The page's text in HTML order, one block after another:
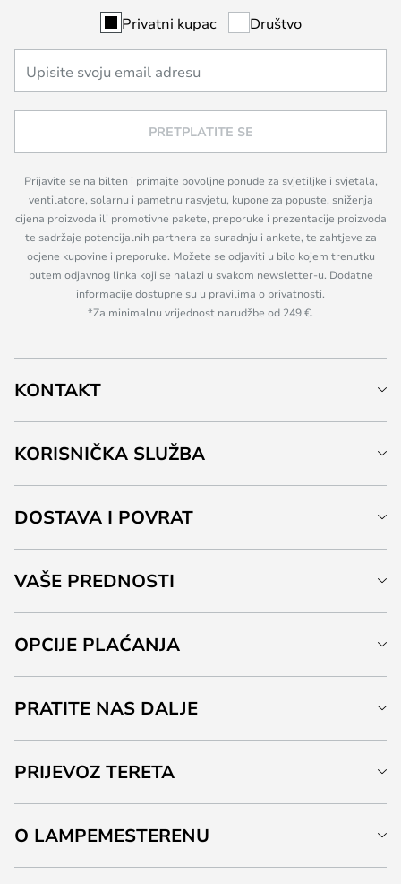
Privatni kupac Društvo
PRETPLATITE SE
Prijavite se na bilten i primajte povoljne ponude za svjetiljke i svjetala,
ventilatore, solarnu i pametnu rasvjetu, kupone za popuste, sniženja
cijena proizvoda ili promotivne pakete, preporuke i prezentacije proizvoda
te sadržaje potencijalnih partnera za suradnju i ankete, te zahtjeve za
ocjene kupovine i preporuke. Možete se odjaviti u bilo kojem trenutku
putem odjavnog linka koji se nalazi u svakom newsletter-u. Dodatne
informacije dostupne su u pravilima o privatnosti.
*Za minimalnu vrijednost narudžbe od 249 €.
KONTAKT
KORISNIČKA SLUŽBA
DOSTAVA I POVRAT
VAŠE PREDNOSTI
OPCIJE PLAĆANJA
PRATITE NAS DALJE
PRIJEVOZ TERETA
O LAMPEMESTERENU